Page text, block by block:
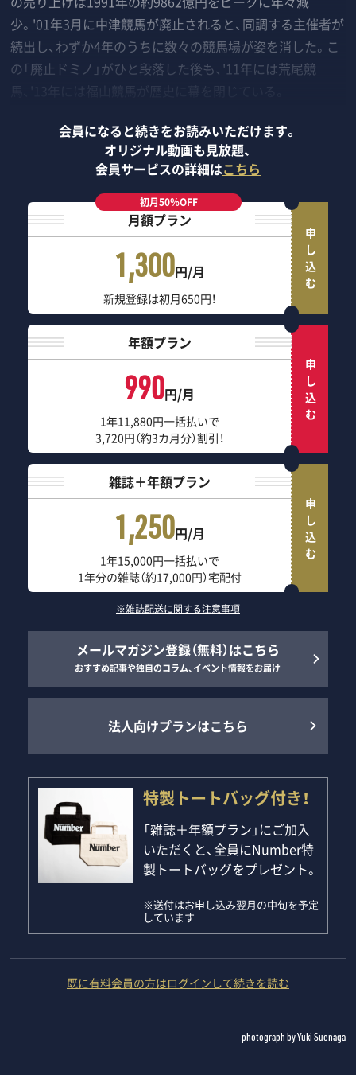
少。'01年3月に中津競馬が廃止されると、同調する主催者が
続出し、わずか4年のうちに数々の競馬場が姿を消した。こ
の「廃止ドミノ」がひと段落した後も、'11年には荒尾競
会員になると続きをお読みいただけます。
オリジナル動画も見放題、
会員サービスの詳細はこちら
初月50％OFF
月額プラン
1,300円/月
新規登録は初月650円！
申し込む
年額プラン
990円/月
1年11,880円一括払いで
3,720円（約3カ月分）割引！
申し込む
雑誌＋年額プラン
1,250円/月
1年15,000円一括払いで
1年分の雑誌（約17,000円）宅配付
申し込む
※雑誌配送に関する注意事項
メールマガジン登録（無料）はこちら
おすすめ記事や独自のコラム、イベント情報をお届け
法人向けプランはこちら
特製トートバッグ付き！
「雑誌＋年額プラン」にご加入
いただくと、全員にNumber特
製トートバッグをプレゼント。
※送付はお申し込み翌月の中旬を予定
しています
既に有料会員の方はログインして続きを読む
photograph by Yuki Suenaga